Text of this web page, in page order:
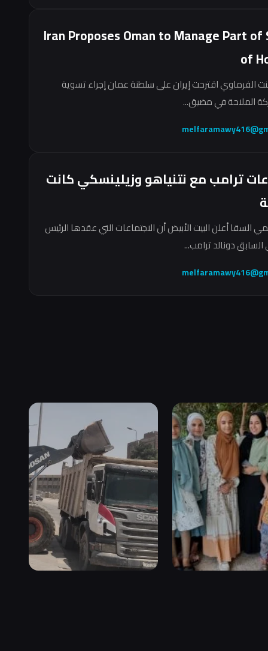
Iran Proposes Oman to Manage Part
of
الفرماوي اقترحت إيران على سلطنة عمان إجراء تسوية
الملاحة في مضيق...
ترامب مع نتنياهو وزيلينسكي كانت
السقا أعلن البيت الأبيض أن الاجتماعات التي عقدها الرئيس
السابق دونالد ترامب...